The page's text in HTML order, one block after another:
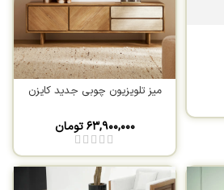
میز تلویزیون چوبی جدید کایزن
۶۳,۹۰۰,۰۰۰ تومان